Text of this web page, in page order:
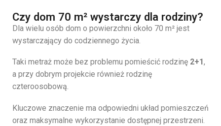
Czy dom 70 m² wystarczy dla rodziny?
Dla wielu osób dom o powierzchni około 70 m² jest
wystarczający do codziennego życia.
Taki metraż może bez problemu pomieścić rodzinę 2+1,
a przy dobrym projekcie również rodzinę
czteroosobową.
Kluczowe znaczenie ma odpowiedni układ pomieszczeń
oraz maksymalne wykorzystanie dostępnej przestrzeni.